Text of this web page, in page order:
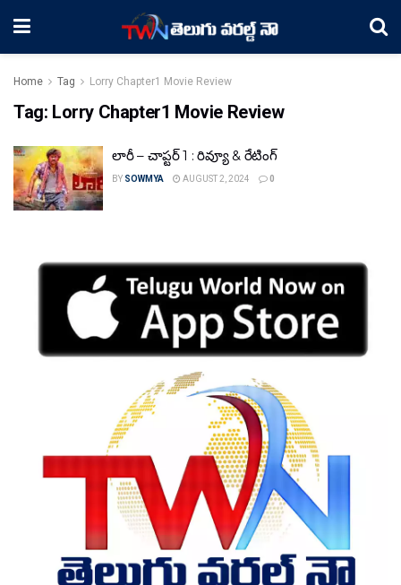
Home Tag Lorry Chapter1 Movie Review
Tag: Lorry Chapter1 Movie Review
లారీ – చాప్టర్ 1 : రివ్యూ & రేటింగ్
BY SOWMYA AUGUST 2, 2024 0